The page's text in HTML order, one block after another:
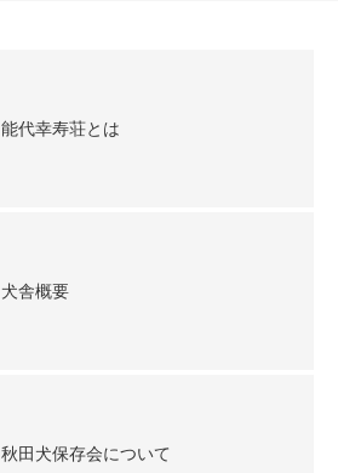
能代幸寿荘とは
犬舎概要
秋田犬保存会について